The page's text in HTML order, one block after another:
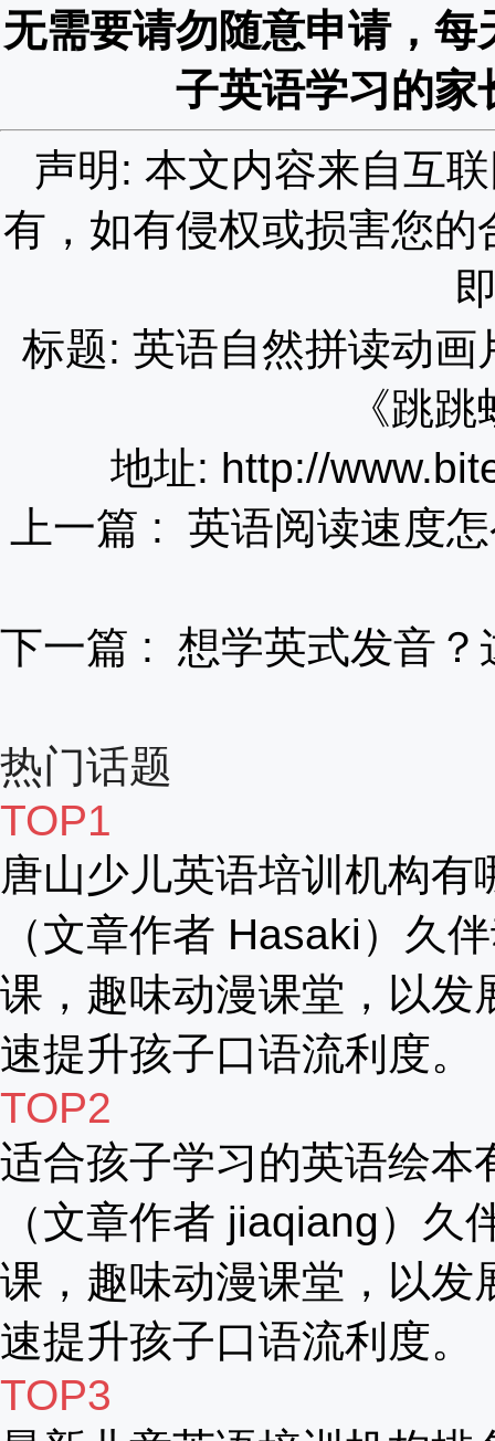
无需要请勿随意申请，
子英语学习的家
声明: 本文内容来自互
有，如有侵权或损害您
标题: 英语自然拼读动
《跳
地址: http://
上一篇 : 英语阅读速度
下一篇 : 想学英式发音
热门话题
TOP1
唐山少儿英语培训机构
（文章作者 Hasaki）久
课，趣味动漫课堂，以发
速提升孩子口语流利度。
TOP2
适合孩子学习的英语绘本
（文章作者 jiaqiang）
课，趣味动漫课堂，以发
速提升孩子口语流利度。
TOP3